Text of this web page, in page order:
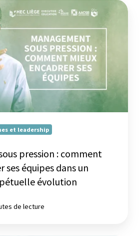
et leadership
pression : comment
ses équipes dans un
évolution
de lecture